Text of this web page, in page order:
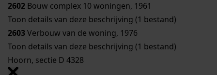
2602 Bouw complex 10 woningen, 1961
Toon details van deze beschrijving (1 bestand)
2603Verbouw van de woning, 1976
Toon details van deze beschrijving (1 bestand)
Hoorn, sectie D 4328